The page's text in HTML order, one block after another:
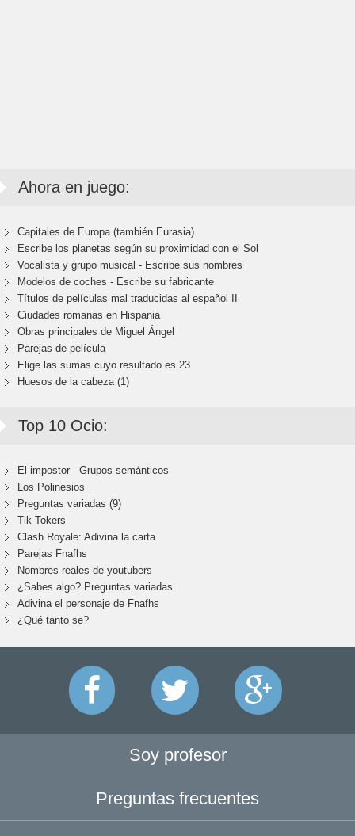
Ahora en juego:
Capitales de Europa (también Eurasia)
Escribe los planetas según su proximidad con el Sol
Vocalista y grupo musical - Escribe sus nombres
Modelos de coches - Escribe su fabricante
Títulos de películas mal traducidas al español II
Ciudades romanas en Hispania
Obras principales de Miguel Ángel
Parejas de película
Elige las sumas cuyo resultado es 23
Huesos de la cabeza (1)
Top 10 Ocio:
El impostor - Grupos semánticos
Los Polinesios
Preguntas variadas (9)
Tik Tokers
Clash Royale: Adivina la carta
Parejas Fnafhs
Nombres reales de youtubers
¿Sabes algo? Preguntas variadas
Adivina el personaje de Fnafhs
¿Qué tanto se?
Soy profesor
Preguntas frecuentes